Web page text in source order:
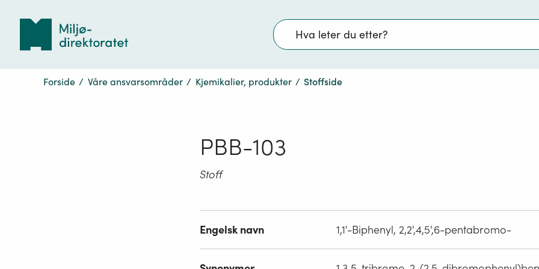
Søk
Forside / Våre ansvarsområder / Kjemikalier, produkter / Stoffside
PBB-103
Stoff
Engelsk navn 1,1'-Biphenyl, 2,2',4,5',6-pentabromo-